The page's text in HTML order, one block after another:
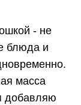
- не
блюда и
масса
добавляю